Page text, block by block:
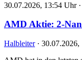
30.07.2026, 13:54 Uhr ·
AMD Aktie: 2-
Halbleiter ·